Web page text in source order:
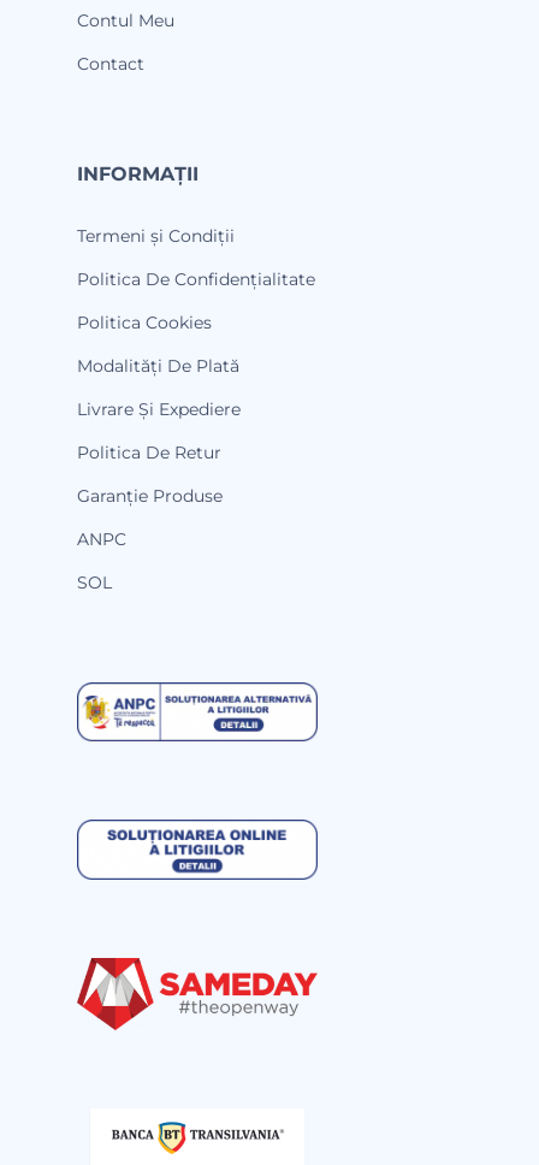
Contul Meu
Contact
INFORMAȚII
Termeni și Condiții
Politica De Confidențialitate
Politica Cookies
Modalități De Plată
Livrare Și Expediere
Politica De Retur
Garanție Produse
ANPC
SOL